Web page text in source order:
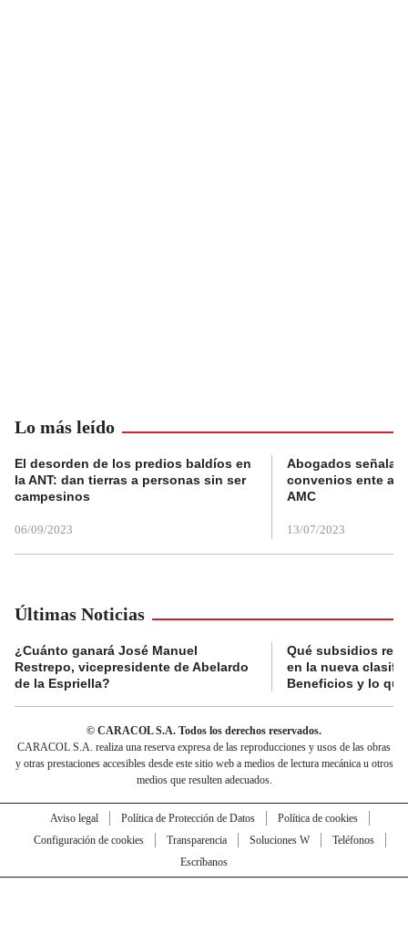
Lo más leído
El desorden de los predios baldíos en
la ANT: dan tierras a personas sin ser
campesinos
06/09/2023
Abogados
convenios ente
AMC
13/07/2023
Últimas Noticias
¿Cuánto ganará José Manuel
Restrepo, vicepresidente de Abelardo
de la Espriella?
Qué subsidios
en la nueva
Beneficios y lo
© CARACOL S.A. Todos los derechos reservados.
CARACOL S.A. realiza una reserva expresa de las reproducciones y usos de las obras
y otras prestaciones accesibles desde este sitio web a medios de lectura mecánica u otros
medios que resulten adecuados.
Aviso legal Política de Protección de Datos
Política de cookies
Configuración de cookies
Transparencia Soluciones W
Teléfonos
Escríbanos